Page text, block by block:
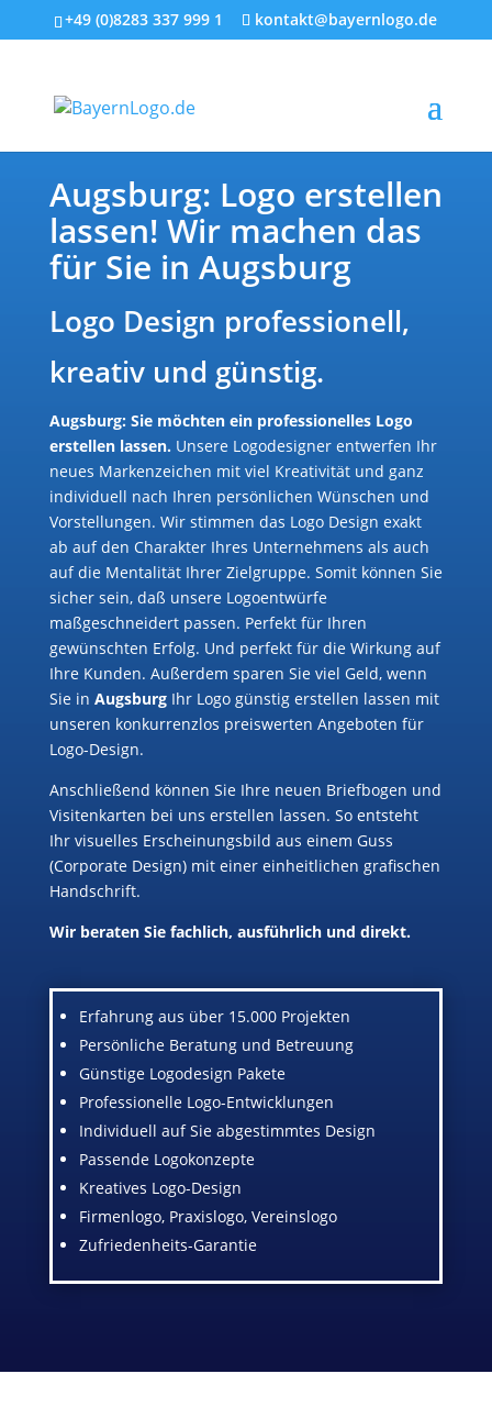
+49 (0)8283 337 999 1 kontakt@bayernlogo.de
Augsburg: Logo erstellen
lassen! Wir machen das
für Sie in Augsburg
Logo Design professionell,
kreativ und günstig.
Augsburg: Sie möchten ein professionelles Logo
erstellen lassen.Unsere Logodesigner entwerfen Ihr
neues Markenzeichen mit viel Kreativität und ganz
individuell nach Ihren persönlichen Wünschen und
Vorstellungen. Wir stimmen das Logo Design exakt
ab auf den Charakter Ihres Unternehmens als auch
auf die Mentalität Ihrer Zielgruppe. Somit können Sie
sicher sein, daß unsere Logoentwürfe
maßgeschneidert passen. Perfekt für Ihren
gewünschten Erfolg. Und perfekt für die Wirkung auf
Ihre Kunden. Außerdem sparen Sie viel Geld, wenn
Sie in AugsburgIhr Logo günstig erstellen lassen mit
unseren konkurrenzlos preiswerten Angeboten für
Logo-Design.
Anschließend können Sie Ihre neuen Briefbogen und
Visitenkarten bei uns erstellen lassen. So entsteht
Ihr visuelles Erscheinungsbild aus einem Guss
(Corporate Design) mit einer einheitlichen grafischen
Handschrift.
Wir beraten Sie fachlich, ausführlich und direkt.
Erfahrung aus über 15.000 Projekten
Persönliche Beratung und Betreuung
Günstige Logodesign Pakete
Professionelle Logo-Entwicklungen
Individuell auf Sie abgestimmtes Design
Passende Logokonzepte
Kreatives Logo-Design
Firmenlogo, Praxislogo, Vereinslogo
Zufriedenheits-Garantie